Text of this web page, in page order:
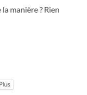
manière ? Rien
Plus